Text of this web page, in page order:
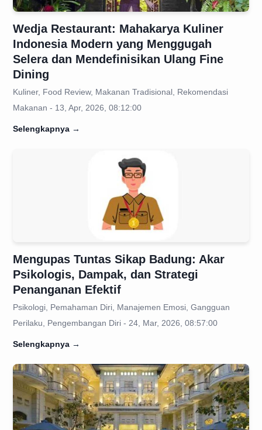
Wedja Restaurant: Mahakarya Kuliner
Indonesia Modern yang Menggugah
Selera dan Mendefinisikan Ulang Fine
Dining
Kuliner, Food Review, Makanan Tradisional, Rekomendasi
Makanan - 13, Apr, 2026, 08:12:00
Selengkapnya →
Mengupas Tuntas Sikap Badung: Akar
Psikologis, Dampak, dan Strategi
Penanganan Efektif
Psikologi, Pemahaman Diri, Manajemen Emosi, Gangguan
Perilaku, Pengembangan Diri - 24, Mar, 2026, 08:57:00
Selengkapnya →